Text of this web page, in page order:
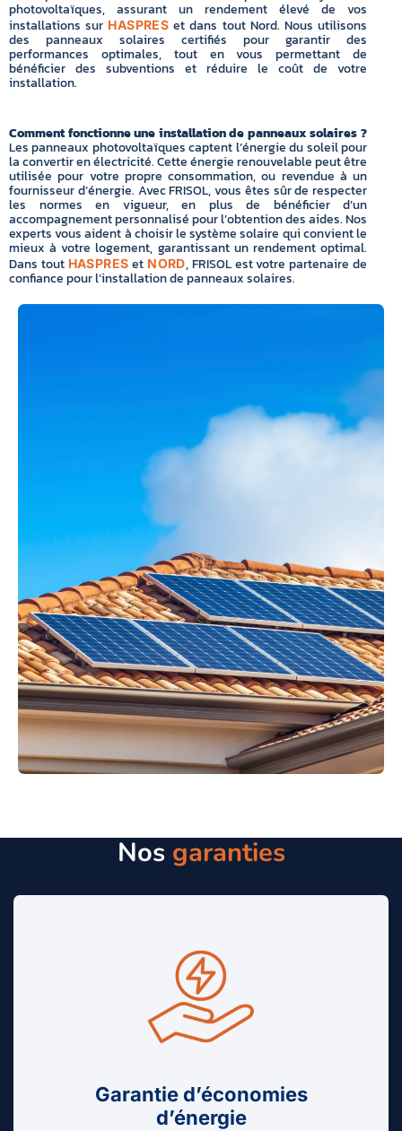
photovoltaïques, assurant un rendement élevé de vos
installations sur HASPRES et dans tout Nord. Nous utilisons
des panneaux solaires certifiés pour garantir des
performances optimales, tout en vous permettant de
bénéficier des subventions et réduire le coût de votre
installation.
Comment fonctionne une installation de panneaux solaires ?
Les panneaux photovoltaïques captent l’énergie du soleil pour
la convertir en électricité. Cette énergie renouvelable peut être
utilisée pour votre propre consommation, ou revendue à un
fournisseur d’énergie. Avec FRISOL, vous êtes sûr de respecter
les normes en vigueur, en plus de bénéficier d’un
accompagnement personnalisé pour l’obtention des aides. Nos
experts vous aident à choisir le système solaire qui convient le
mieux à votre logement, garantissant un rendement optimal.
Dans tout HASPRES et NORD, FRISOL est votre partenaire de
confiance pour l’installation de panneaux solaires.
Nos garanties
Garantie d’économies
d’énergie